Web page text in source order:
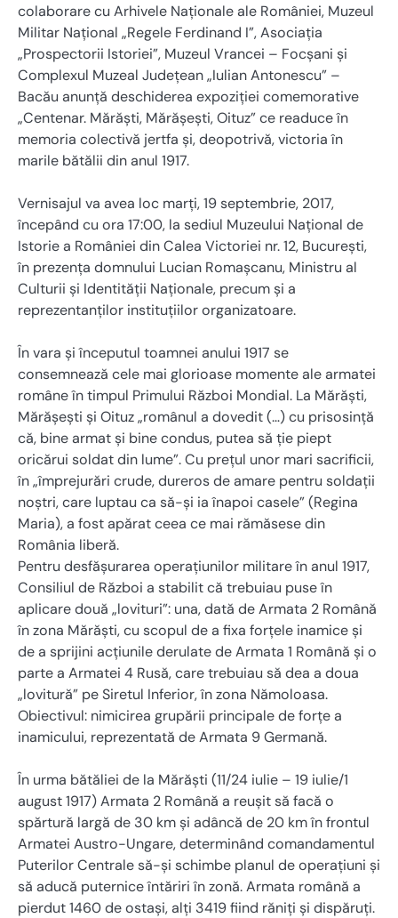
colaborare cu Arhivele Naționale ale României, Muzeul
Militar Național „Regele Ferdinand I”, Asociația
„Prospectorii Istoriei”, Muzeul Vrancei – Focșani și
Complexul Muzeal Județean „Iulian Antonescu” –
Bacău anunță deschiderea expoziției comemorative
„Centenar. Mărăști, Mărășești, Oituz” ce readuce în
memoria colectivă jertfa și, deopotrivă, victoria în
marile bătălii din anul 1917.
Vernisajul va avea loc marți, 19 septembrie, 2017,
începând cu ora 17:00, la sediul Muzeului Național de
Istorie a României din Calea Victoriei nr. 12, București,
în prezența domnului Lucian Romașcanu, Ministru al
Culturii și Identității Naționale, precum și a
reprezentanților instituțiilor organizatoare.
În vara și începutul toamnei anului 1917 se
consemnează cele mai glorioase momente ale armatei
române în timpul Primului Război Mondial. La Mărăști,
Mărășești și Oituz „românul a dovedit (…) cu prisosinţă
că, bine armat şi bine condus, putea să ţie piept
oricărui soldat din lume”. Cu prețul unor mari sacrificii,
în „împrejurări crude, dureros de amare pentru soldații
noștri, care luptau ca să-și ia înapoi casele” (Regina
Maria), a fost apărat ceea ce mai rămăsese din
România liberă.
Pentru desfășurarea operațiunilor militare în anul 1917,
Consiliul de Război a stabilit că trebuiau puse în
aplicare două „lovituri”: una, dată de Armata 2 Română
în zona Mărăști, cu scopul de a fixa forțele inamice și
de a sprijini acțiunile derulate de Armata 1 Română și o
parte a Armatei 4 Rusă, care trebuiau să dea a doua
„lovitură” pe Siretul Inferior, în zona Nămoloasa.
Obiectivul: nimicirea grupării principale de forțe a
inamicului, reprezentată de Armata 9 Germană.
În urma bătăliei de la Mărăști (11/24 iulie – 19 iulie/1
august 1917) Armata 2 Română a reușit să facă o
spărtură largă de 30 km și adâncă de 20 km în frontul
Armatei Austro-Ungare, determinând comandamentul
Puterilor Centrale să-și schimbe planul de operațiuni și
să aducă puternice întăriri în zonă. Armata română a
pierdut 1460 de ostași, alți 3419 fiind răniți și dispăruți.